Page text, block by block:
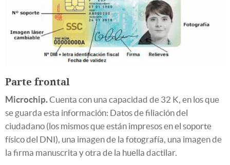
Parte frontal
Microchip.Cuenta con una capacidad de 32 K, en los que
se guarda esta información: Datos de filiación del
ciudadano (los mismos que están impresos en el soporte
físico del DNI), una imagen de la fotografía, una imagen de
la firma manuscrita y otra de la huella dactilar.